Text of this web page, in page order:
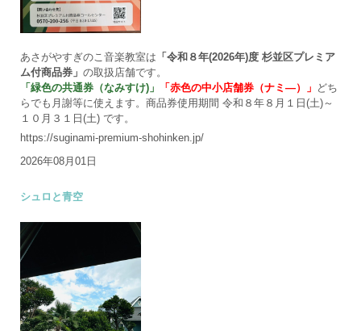
あさがやすぎのこ音楽教室は 「令和８年(2026年)度 杉並区プレミア
ム付商品券」 の取扱店舗です。
「緑色の共通券（なみすけ)」
「赤色の中小店舗券（ナミ―）」 どち
らでも月謝等に使えます。商品券使用期間 令和８年８月１日(土)～
１０月３１日(土) です。
https://suginami-premium-shohinken.jp/
2026年08月01日
シュロと青空